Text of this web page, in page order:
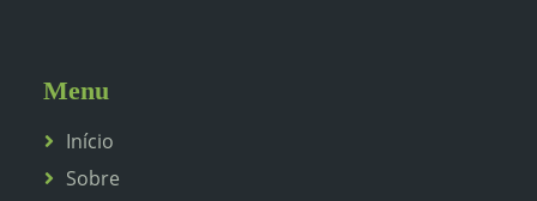
Menu
Início
Sobre